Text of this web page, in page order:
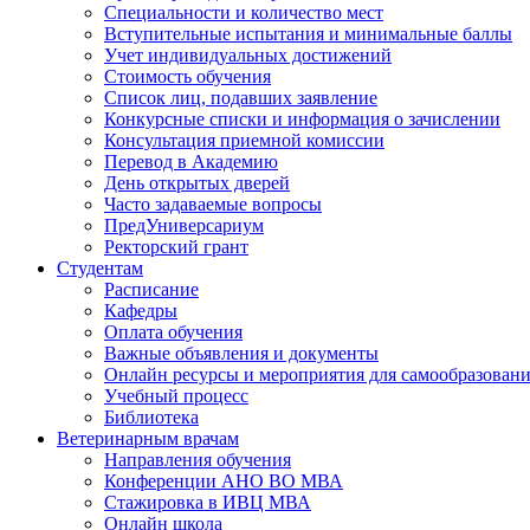
Специальности и количество мест
Вступительные испытания и минимальные баллы
Учет индивидуальных достижений
Стоимость обучения
Список лиц, подавших заявление
Конкурсные списки и информация о зачислении
Консультация приемной комиссии
Перевод в Академию
День открытых дверей
Часто задаваемые вопросы
ПредУниверсариум
Ректорский грант
Студентам
Расписание
Кафедры
Оплата обучения
Важные объявления и документы
Онлайн ресурсы и мероприятия для
Учебный процесс
Библиотека
Ветеринарным врачам
Направления обучения
Конференции АНО ВО МВА
Стажировка в ИВЦ МВА
Онлайн школа